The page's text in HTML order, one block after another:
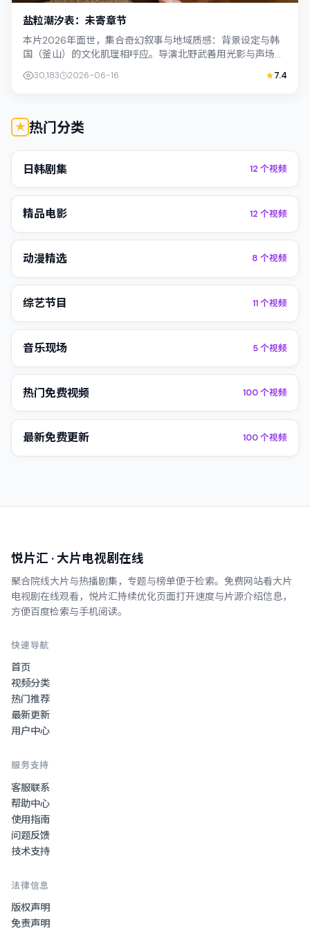
盐粒潮汐表：未寄章节
本片2026年面世，集合奇幻叙事与地域质感：背景设定与韩
国（釜山）的文化肌理相呼应。导演北野武善用光影与声场塑
30,183 2026-06-16 7.4
热门分类
日韩剧集 12 个视频
精品电影 12 个视频
动漫精选 8 个视频
综艺节目 11个视频
音乐现场 5个视频
热门免费视频 100个视频
最新免费更新 100个视频
悦片汇 · 大片电视剧在线
聚合院线大片与热播剧集，专题与榜单便于检索。 免费网站看大片
电视剧在线观看 ， 悦片汇持续优化页面打开速度与片源介绍信息，
方便百度检索与手机阅读。
快速导航
首页
视频分类
热门推荐
最新更新
用户中心
服务支持
客服联系
帮助中心
使用指南
问题反馈
技术支持
法律信息
版权声明
免责声明